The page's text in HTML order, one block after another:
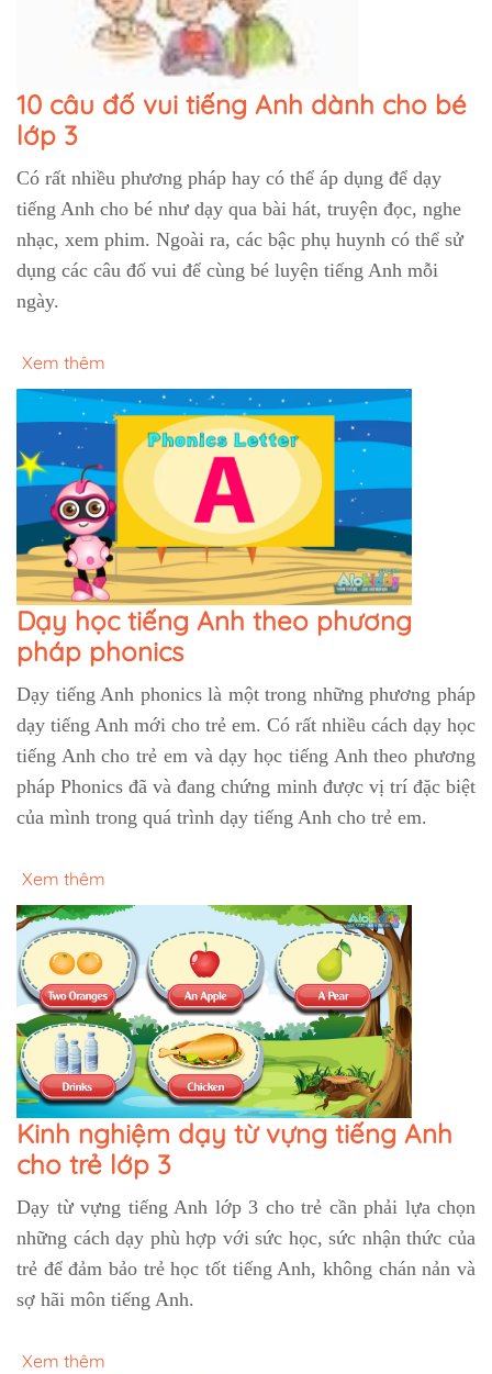
10 câu đố vui tiếng Anh dành cho bé
lớp 3
Có rất nhiều phương pháp hay có thể áp dụng để dạy
tiếng Anh cho bé như dạy qua bài hát, truyện đọc, nghe
nhạc, xem phim. Ngoài ra, các bậc phụ huynh có thể sử
dụng các câu đố vui để cùng bé luyện tiếng Anh mỗi
ngày.
Xem thêm
Dạy học tiếng Anh theo phương
pháp phonics
Dạy tiếng Anh phonics là một trong những phương pháp
dạy tiếng Anh mới cho trẻ em. Có rất nhiều cách dạy học
tiếng Anh cho trẻ em và dạy học tiếng Anh theo phương
pháp Phonics đã và đang chứng minh được vị trí đặc biệt
của mình trong quá trình dạy tiếng Anh cho trẻ em.
Xem thêm
Kinh nghiệm dạy từ vựng tiếng Anh
cho trẻ lớp 3
Dạy từ vựng tiếng Anh lớp 3 cho trẻ cần phải lựa chọn
những cách dạy phù hợp với sức học, sức nhận thức của
trẻ để đảm bảo trẻ học tốt tiếng Anh, không chán nản và
sợ hãi môn tiếng Anh.
Xem thêm